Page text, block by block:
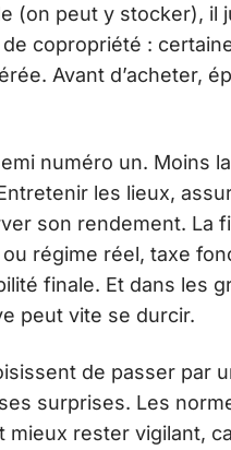
(on peut y stocker), il
copropriété :
Avant d’acheter,
numéro un. Moins
les lieux,
son rendement. La
régime réel, taxe
finale. Et dans les
peut vite se durcir.
de passer par
surprises. Les
mieux rester vigilant,